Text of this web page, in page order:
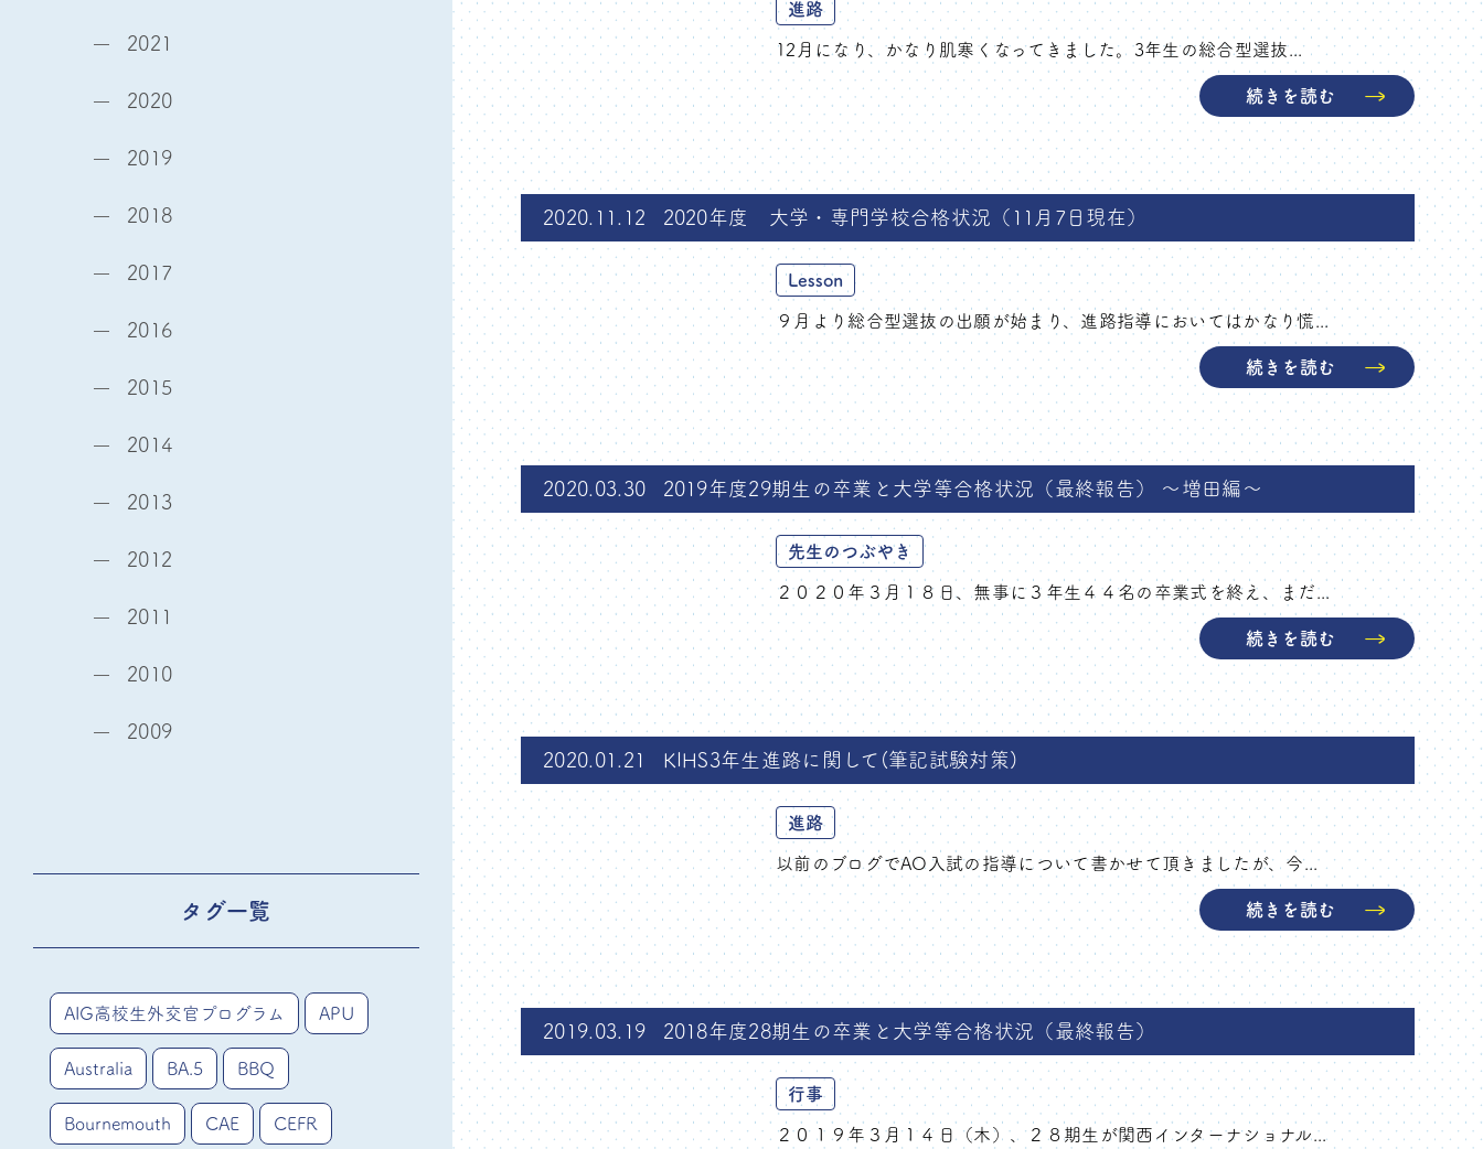
進路
12月になり、かなり肌寒くなってきました。3年生の総合型選抜...
続きを読む
2020.11.12 2020年度 大学・専門学校合格状況（11月7日現在）
Lesson
９月より総合型選抜の出願が始まり、進路指導においてはかなり慌...
続きを読む
2020.03.30 2019年度29期生の卒業と大学等合格状況（最終報告） ～増田編～
先生のつぶやき
２０２０年３月１８日、無事に３年生４４名の卒業式を終え、まだ...
続きを読む
2020.01.21 KIHS3年生進路に関して(筆記試験対策)
進路
以前のブログでAO入試の指導について書かせて頂きましたが、今...
続きを読む
2019.03.19 2018年度28期生の卒業と大学等合格状況（最終報告）
行事
２０１９年３月１４日（木）、２８期生が関西インターナショナル...
2021
2020
2019
2018
2017
2016
2015
2014
2013
2012
2011
2010
2009
タグ一覧
AIG高校生外交官プログラム APU
Australia BA.5 BBQ
Bournemouth CAE CEFR